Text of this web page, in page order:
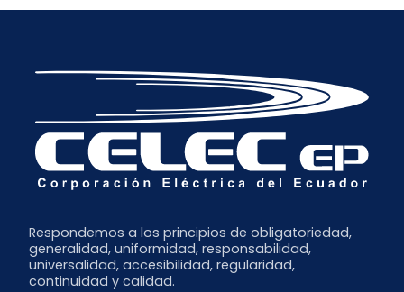
Respondemos a los principios de obligatoriedad,
generalidad, uniformidad, responsabilidad,
universalidad, accesibilidad, regularidad,
continuidad y calidad.